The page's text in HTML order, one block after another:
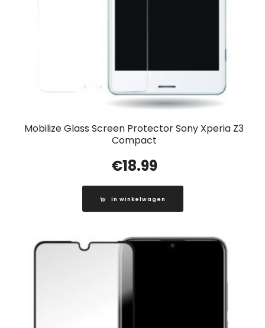
Mobilize Glass Screen Protector Sony Xperia Z3
Compact
€18.99
In winkelwagen